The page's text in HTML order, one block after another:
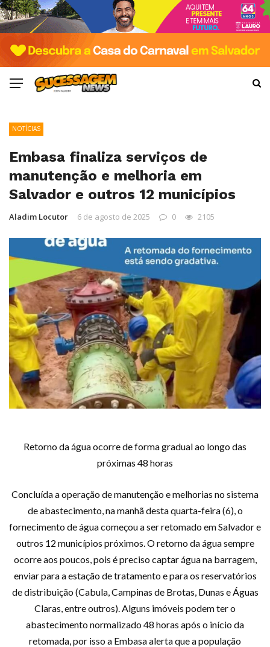
NOTÍCIAS
Embasa finaliza serviços de
manutenção e melhoria em
Salvador e outros 12 municípios
Aladim Locutor 6 de agosto de 2025 0 2105
Retorno da água ocorre de forma gradual ao longo das
próximas 48 horas
Concluída a operação de manutenção e melhorias no sistema
de abastecimento, na manhã desta quarta-feira (6), o
fornecimento de água começou a ser retomado em Salvador e
outros 12 municípios próximos. O retorno da água sempre
ocorre aos poucos, pois é preciso captar água na barragem,
enviar para a estação de tratamento e para os reservatórios
de distribuição (Cabula, Campinas de Brotas, Dunas e Águas
Claras, entre outros). Alguns imóveis podem ter o
abastecimento normalizado 48 horas após o início da
retomada, por isso a Embasa alerta que a população